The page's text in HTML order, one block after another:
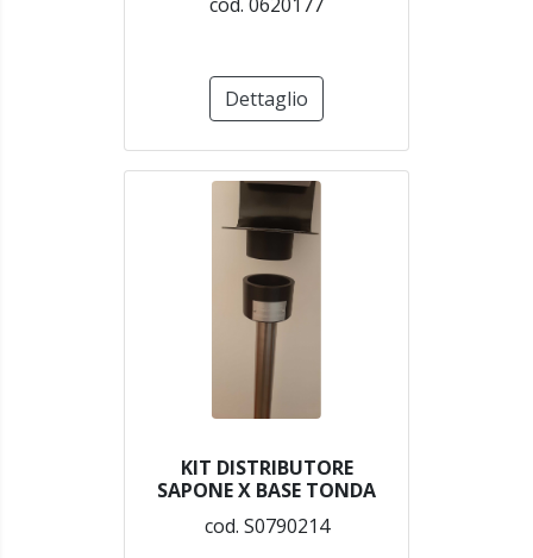
Dettaglio
KIT DISTRIBUTORE
SAPONE X BASE TONDA
cod. S0790214